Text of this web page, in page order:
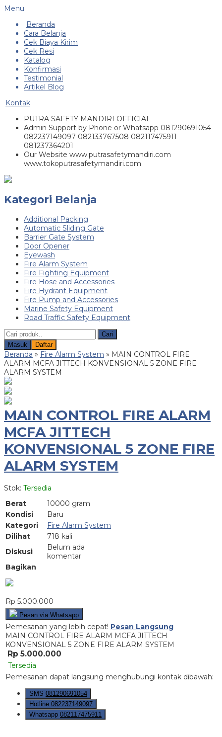
Menu
Beranda
Cara Belanja
Cek Biaya Kirim
Cek Resi
Katalog
Konfirmasi
Testimonial
Artikel Blog
Kontak
PUTRA SAFETY MANDIRI OFFICIAL
Admin Support by Phone or Whatsapp 081290691054
082237149097 082133767508 082117475911
081237364201
Our Website www.putrasafetymandiri.com
www.tokoputrasafetymandiri.com
Kategori Belanja
Additional Packing
Automatic Sliding Gate
Barrier Gate System
Door Opener
Eyewash
Fire Alarm System
Fire Fighting Equipment
Fire Hose and Accessories
Fire Hydrant Equipment
Fire Pump and Accessories
Marine Safety Equipment
Road Traffic Safety Equipment
Cari
Masuk
Daftar
Beranda » Fire Alarm System » MAIN CONTROL FIRE
ALARM MCFA JITTECH KONVENSIONAL 5 ZONE FIRE
ALARM SYSTEM
MAIN CONTROL FIRE ALARM
MCFA JITTECH
KONVENSIONAL 5 ZONE FIRE
ALARM SYSTEM
Stok: Tersedia
Berat
10000 gram
Kondisi
Baru
Kategori
Fire Alarm System
Dilihat
718 kali
Diskusi
Belum ada
komentar
Bagikan
Rp 5.000.000
Pesan via Whatsapp
Pemesanan yang lebih cepat! Pesan Langsung
MAIN CONTROL FIRE ALARM MCFA JITTECH
KONVENSIONAL 5 ZONE FIRE ALARM SYSTEM
Rp 5.000.000
Tersedia
Pemesanan dapat langsung menghubungi kontak dibawah:
SMS 081290691054
Hotline 082237149097
Whatsapp 082117475911